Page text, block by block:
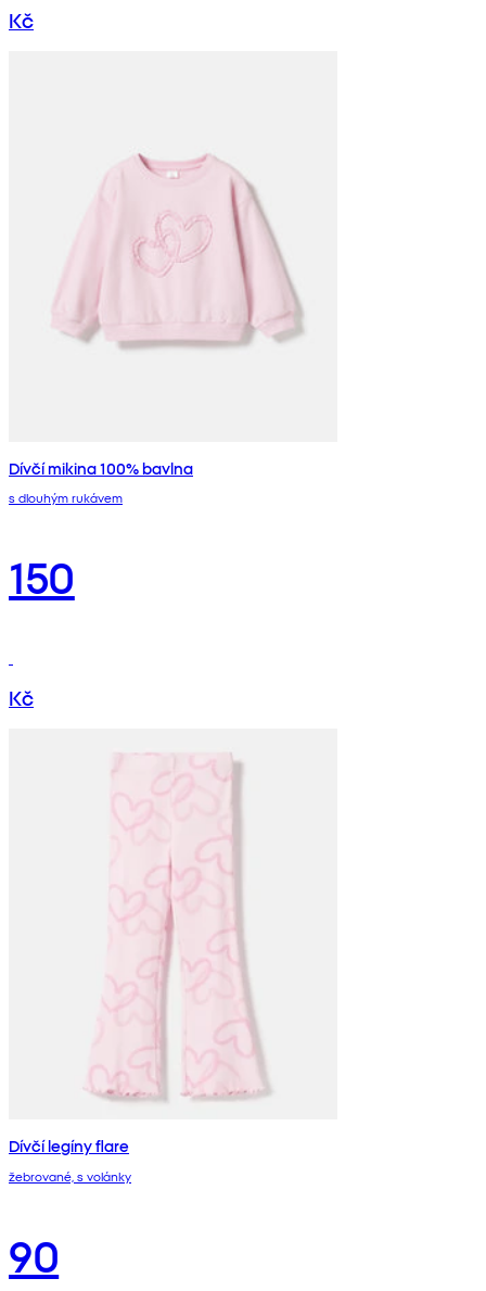
Kč
Dívčí mikina 100% bavlna
s dlouhým rukávem
150
Kč
Dívčí legíny flare
žebrované, s volánky
90